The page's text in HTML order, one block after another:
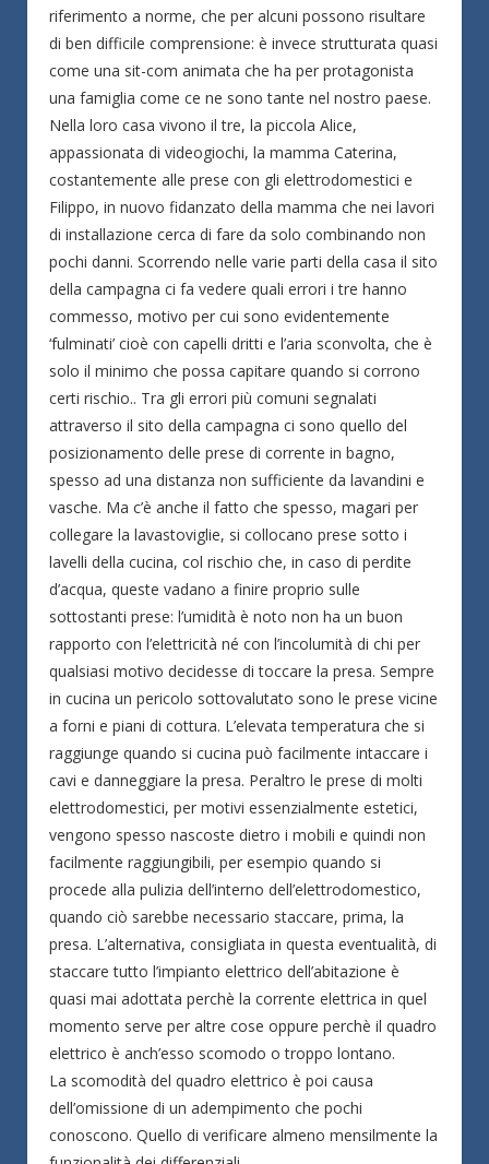
riferimento a norme, che per alcuni possono risultare
di ben difficile comprensione: è invece strutturata quasi
come una sit-com animata che ha per protagonista
una famiglia come ce ne sono tante nel nostro paese.
Nella loro casa vivono il tre, la piccola Alice,
appassionata di videogiochi, la mamma Caterina,
costantemente alle prese con gli elettrodomestici e
Filippo, in nuovo fidanzato della mamma che nei lavori
di installazione cerca di fare da solo combinando non
pochi danni. Scorrendo nelle varie parti della casa il sito
della campagna ci fa vedere quali errori i tre hanno
commesso, motivo per cui sono evidentemente
‘fulminati’ cioè con capelli dritti e l’aria sconvolta, che è
solo il minimo che possa capitare quando si corrono
certi rischio.. Tra gli errori più comuni segnalati
attraverso il sito della campagna ci sono quello del
posizionamento delle prese di corrente in bagno,
spesso ad una distanza non sufficiente da lavandini e
vasche. Ma c’è anche il fatto che spesso, magari per
collegare la lavastoviglie, si collocano prese sotto i
lavelli della cucina, col rischio che, in caso di perdite
d’acqua, queste vadano a finire proprio sulle
sottostanti prese: l’umidità è noto non ha un buon
rapporto con l’elettricità né con l’incolumità di chi per
qualsiasi motivo decidesse di toccare la presa. Sempre
in cucina un pericolo sottovalutato sono le prese vicine
a forni e piani di cottura. L’elevata temperatura che si
raggiunge quando si cucina può facilmente intaccare i
cavi e danneggiare la presa. Peraltro le prese di molti
elettrodomestici, per motivi essenzialmente estetici,
vengono spesso nascoste dietro i mobili e quindi non
facilmente raggiungibili, per esempio quando si
procede alla pulizia dell’interno dell’elettrodomestico,
quando ciò sarebbe necessario staccare, prima, la
presa. L’alternativa, consigliata in questa eventualità, di
staccare tutto l’impianto elettrico dell’abitazione è
quasi mai adottata perchè la corrente elettrica in quel
momento serve per altre cose oppure perchè il quadro
elettrico è anch’esso scomodo o troppo lontano.
La scomodità del quadro elettrico è poi causa
dell’omissione di un adempimento che pochi
conoscono. Quello di verificare almeno mensilmente la